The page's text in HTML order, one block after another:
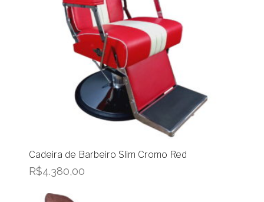
Cadeira de Barbeiro Slim Cromo Red
R$4.380,00